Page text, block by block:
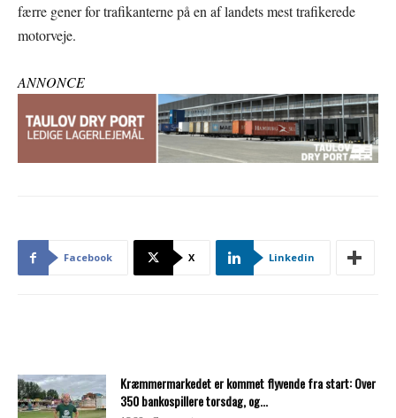
færre gener for trafikanterne på en af landets mest trafikerede
motorveje.
ANNONCE
Facebook X Linkedin
Kræmmermarkedet er kommet flyvende fra start: Over
350 bankospillere torsdag, og...